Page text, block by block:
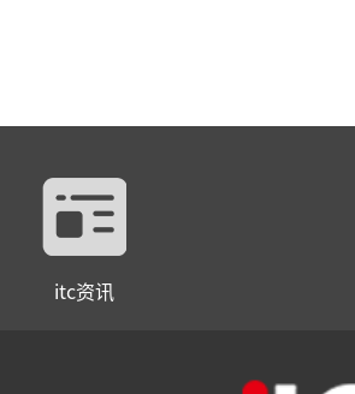
itc资讯